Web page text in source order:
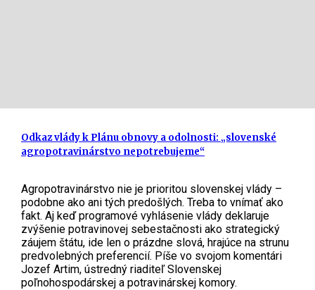
Odkaz vlády k Plánu obnovy a odolnosti: „slovenské
agropotravinárstvo nepotrebujeme“
Agropotravinárstvo nie je prioritou slovenskej vlády –
podobne ako ani tých predošlých. Treba to vnímať ako
fakt. Aj keď programové vyhlásenie vlády deklaruje
zvýšenie potravinovej sebestačnosti ako strategický
záujem štátu, ide len o prázdne slová, hrajúce na strunu
predvolebných preferencií. Píše vo svojom komentári
Jozef Artim, ústredný riaditeľ Slovenskej
poľnohospodárskej a potravinárskej komory.